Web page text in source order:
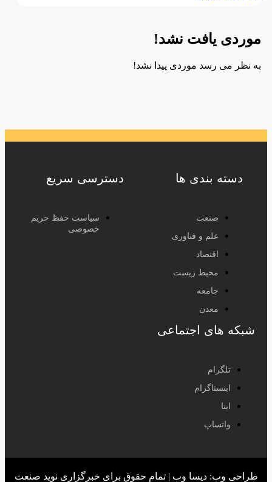
موردی یافت نشد!
به نظر می رسد موردی پیدا نشد!
دسته بندی ها
صنعت
علم و فناوری
اقتصاد
محیط زیست
جامعه
معدن
دسترسی سریع
سیاست حفظ حریم
خصوصی
شبکه های اجتماعی
تلگرام
اینستاگرام
ایتا
واتساپ
طراحی وب: دیسا وب | تمام حقوق برای خبرگزاری نوید صنعت